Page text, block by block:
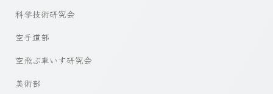
科学技術研究会
空手道部
空飛ぶ車いす研究会
美術部